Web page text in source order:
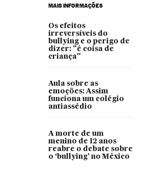
MAIS INFORMAÇÕES
Os efeitos
irreversíveis do
bullying e o perigo de
dizer: "é coisa de
criança"
Aula sobre as
emoções: Assim
funciona um colégio
antiassédio
A morte de um
menino de 12 anos
reabre o debate sobre
o ‘bullying’ no México